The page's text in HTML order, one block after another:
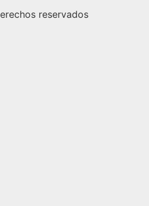
reservados